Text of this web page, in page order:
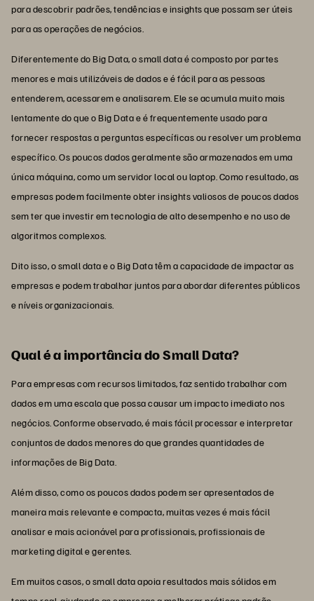
para descobrir padrões, tendências e insights que possam ser úteis
para as operações de negócios.
Diferentemente do Big Data, o small data é composto por partes
menores e mais utilizáveis de dados e é fácil para as pessoas
entenderem, acessarem e analisarem. Ele se acumula muito mais
lentamente do que o Big Data e é frequentemente usado para
fornecer respostas a perguntas específicas ou resolver um problema
específico. Os poucos dados geralmente são armazenados em uma
única máquina, como um servidor local ou laptop. Como resultado, as
empresas podem facilmente obter insights valiosos de poucos dados
sem ter que investir em tecnologia de alto desempenho e no uso de
algoritmos complexos.
Dito isso, o small data e o Big Data têm a capacidade de impactar as
empresas e podem trabalhar juntos para abordar diferentes públicos
e níveis organizacionais.
Qual é a importância do Small Data?
Para empresas com recursos limitados, faz sentido trabalhar com
dados em uma escala que possa causar um impacto imediato nos
negócios. Conforme observado, é mais fácil processar e interpretar
conjuntos de dados menores do que grandes quantidades de
informações de Big Data.
Além disso, como os poucos dados podem ser apresentados de
maneira mais relevante e compacta, muitas vezes é mais fácil
analisar e mais acionável para profissionais, profissionais de
marketing digital e gerentes.
Em muitos casos, o small data apoia resultados mais sólidos em